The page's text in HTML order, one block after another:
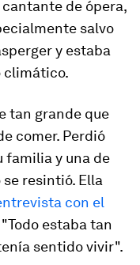
de ópera,
salvo
y estaba
climático.
tan grande que
comer. Perdió
familia y una de
resintió. Ella
con el
"Todo estaba tan
sentido vivir".